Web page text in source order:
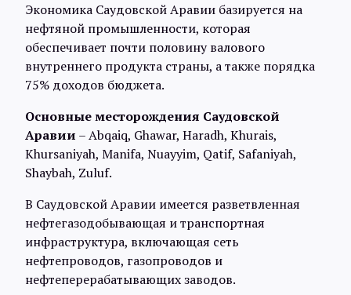
Экономика Саудовской Аравии базируется на
нефтяной промышленности, которая
обеспечивает почти половину валового
внутреннего продукта страны, а также порядка
75% доходов бюджета.
Основные месторождения Саудовской
Аравии – Abqaiq, Ghawar, Haradh, Khurais,
Khursaniyah, Manifa, Nuayyim, Qatif, Safaniyah,
Shaybah, Zuluf.
В Саудовской Аравии имеется разветвленная
нефтегазодобывающая и транспортная
инфраструктура, включающая сеть
нефтепроводов, газопроводов и
нефтеперерабатывающих заводов.